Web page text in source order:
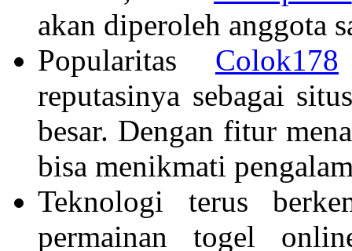
akan diperoleh anggota
Popularitas Colok178
reputasinya sebagai
besar. Dengan fitur
bisa menikmati
Teknologi terus
permainan togel